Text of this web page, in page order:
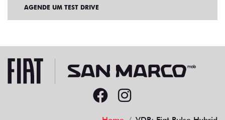
AGENDE UM TEST DRIVE